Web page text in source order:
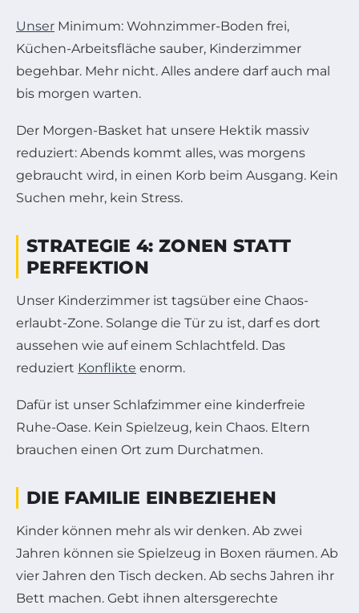
Unser Minimum: Wohnzimmer-Boden frei,
Küchen-Arbeitsfläche sauber, Kinderzimmer
begehbar. Mehr nicht. Alles andere darf auch mal
bis morgen warten.
Der Morgen-Basket hat unsere Hektik massiv
reduziert: Abends kommt alles, was morgens
gebraucht wird, in einen Korb beim Ausgang. Kein
Suchen mehr, kein Stress.
STRATEGIE 4: ZONEN STATT
PERFEKTION
Unser Kinderzimmer ist tagsüber eine Chaos-
erlaubt-Zone. Solange die Tür zu ist, darf es dort
aussehen wie auf einem Schlachtfeld. Das
reduziert Konflikte enorm.
Dafür ist unser Schlafzimmer eine kinderfreie
Ruhe-Oase. Kein Spielzeug, kein Chaos. Eltern
brauchen einen Ort zum Durchatmen.
DIE FAMILIE EINBEZIEHEN
Kinder können mehr als wir denken. Ab zwei
Jahren können sie Spielzeug in Boxen räumen. Ab
vier Jahren den Tisch decken. Ab sechs Jahren ihr
Bett machen. Gebt ihnen altersgerechte